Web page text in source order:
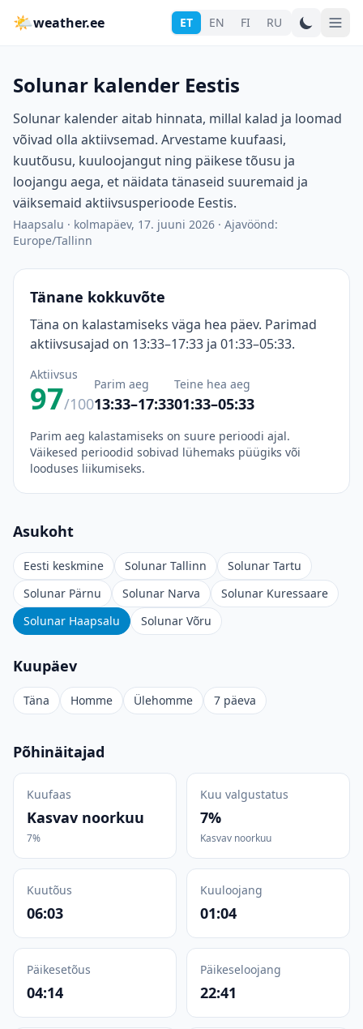
🌤weather.ee ET EN FI RU
Solunar kalender Eestis
Solunar kalender aitab hinnata, millal kalad ja loomad
võivad olla aktiivsemad. Arvestame kuufaasi,
kuutõusu, kuuloojangut ning päikese tõusu ja
loojangu aega, et näidata tänaseid suuremaid ja
väiksemaid aktiivsusperioode Eestis.
Haapsalu · kolmapäev, 17. juuni 2026 · Ajavöönd:
Europe/Tallinn
Tänane kokkuvõte
Täna on kalastamiseks väga hea päev. Parimad
aktiivsusajad on 13:33–17:33 ja 01:33–05:33.
Aktiivsus
97/100
Parim aeg
13:33–17:33
Teine hea aeg
01:33–05:33
Parim aeg kalastamiseks on suure perioodi ajal.
Väikesed perioodid sobivad lühemaks püügiks või
looduses liikumiseks.
Asukoht
Eesti keskmine Solunar Tallinn
Solunar Tartu
Solunar Pärnu
Solunar Narva
Solunar Kuressaare
Solunar Haapsalu
Solunar Võru
Kuupäev
Täna Homme Ülehomme 7 päeva
Põhinäitajad
Kuufaas
Kasvav noorkuu
7%
Kuu valgustatus
7%
Kasvav noorkuu
Kuutõus
06:03
Kuuloojang
01:04
Päikesetõus
04:14
Päikeseloojang
22:41